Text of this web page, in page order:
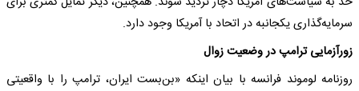
سرمایه‌گذاری یکجانبه در اتحاد با آمریکا وجود دارد.
زورآزمایی ترامپ در وضعیت زوال
روزنامه لوموند فرانسه با بیان اینکه «بن‌بست ایران، ترامپ را با واقعیتی